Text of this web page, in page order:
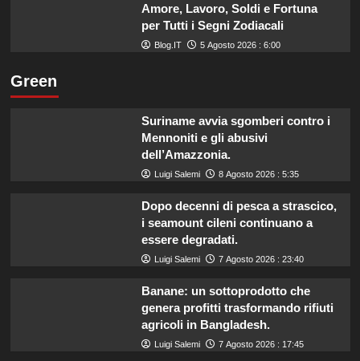
Amore, Lavoro, Soldi e Fortuna
per Tutti i Segni Zodiacali
Blog.IT 5 Agosto 2026 : 6:00
Green
Suriname avvia sgomberi contro i
Mennoniti e gli abusivi
dell’Amazzonia.
Luigi Salemi 8 Agosto 2026 : 5:35
Dopo decenni di pesca a strascico,
i seamount cileni continuano a
essere degradati.
Luigi Salemi 7 Agosto 2026 : 23:40
Banane: un sottoprodotto che
genera profitti trasformando rifiuti
agricoli in Bangladesh.
Luigi Salemi 7 Agosto 2026 : 17:45